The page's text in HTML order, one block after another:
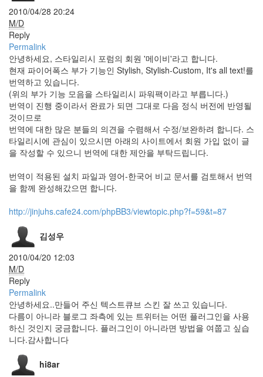
2010/04/28 20:24
M/D
Reply
Permalink
안녕하세요, 스타일리시 포럼의 회원 '메이비'라고 합니다.
현재 파이어폭스 부가 기능인 Stylish, Stylish-Custom, It's all text!를
번역하고 있습니다.
(위의 부가 기능 모음을 스타일리시 파워팩이라고 부릅니다.)
번역이 진행 중이라서 완료가 되면 그대로 다음 정식 버전에 반영될
것이므로
번역에 대한 많은 분들의 의견을 수렴해서 수정/보완하려 합니다. 스
타일리시에 관심이 있으시면 아래의 사이트에서 회원 가입 없이 글
을 작성할 수 있으니 번역에 대한 제안을 부탁드립니다.
번역이 적용된 설치 파일과 영어-한국어 비교 문서를 검토해서 번역
을 함께 완성해갔으면 합니다.
http://jinjuhs.cafe24.com/phpBB3/viewtopic.php?f=59&t=87
김성우
2010/04/20 12:03
M/D
Reply
Permalink
안녕하세요..만들어 주신 텍스트큐브 스킨 잘 쓰고 있습니다.
다름이 아니라 블로그 좌측에 있는 트위터는 어떤 플러그인을 사용
하신 것인지 궁금합니다. 플러그인이 아니라면 방법을 여쭙고 싶습
니다.감사합니다
hi8ar
모
바
일
1000
점
중
Lightbox
라
울
라
마
이
마
firefox
4.0
700
텍
스
트
큐
브
facebook
foo_uie_trackinfo